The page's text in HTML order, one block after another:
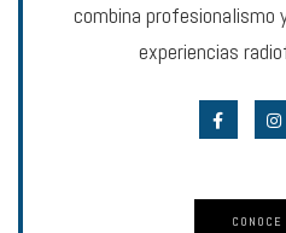
combina profesionalismo
experiencias
CONOCE